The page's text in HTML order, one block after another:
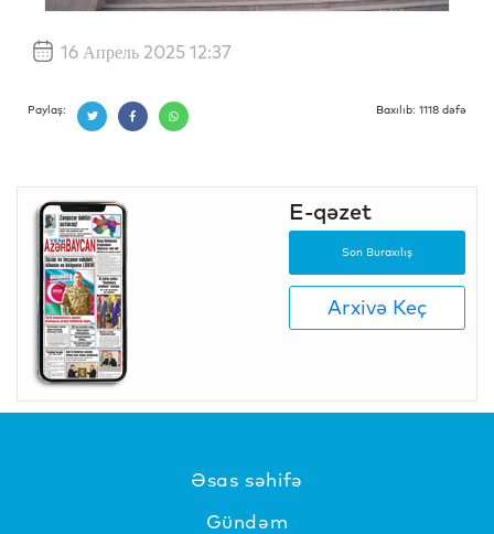
16 Апрель 2025 12:37
Paylaş: Baxılıb: 1118 dəfə
E-qəzet
Son Buraxılış
Arxivə Keç
Əsas səhifə
Gündəm